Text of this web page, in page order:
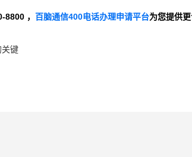
， 百脑通信400电话办理申请平台为您提供
关键